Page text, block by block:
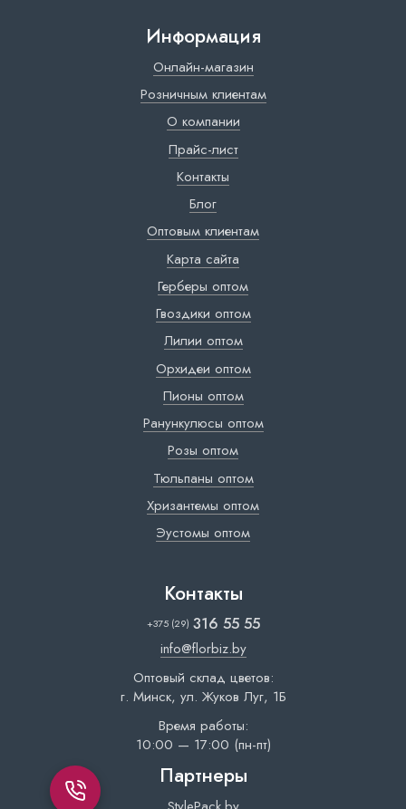
Информация
Онлайн-магазин
Розничным клиентам
О компании
Прайс-лист
Контакты
Блог
Оптовым клиентам
Карта сайта
Герберы оптом
Гвоздики оптом
Лилии оптом
Орхидеи оптом
Пионы оптом
Ранункулюсы оптом
Розы оптом
Тюльпаны оптом
Хризантемы оптом
Эустомы оптом
Контакты
+375 (29) 316 55 55
info@florbiz.by
Оптовый склад цветов:
г. Минск, ул. Жуков Луг, 1Б
Время работы:
10:00 — 17:00 (пн-пт)
Партнеры